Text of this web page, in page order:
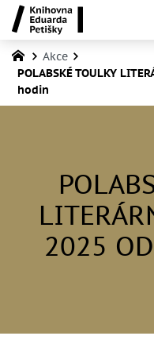
Akce
POLABSKÉ TOULKY
hodin
2025